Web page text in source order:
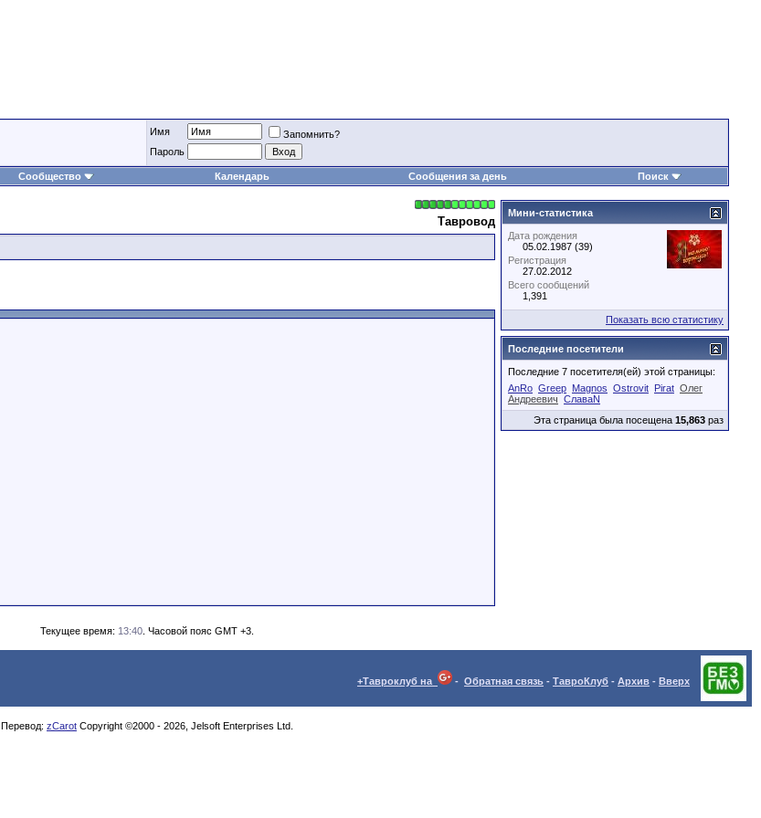
Имя
Запомнить?
Пароль
Сообщество Календарь Сообщения за день Поиск
Тавровод
Мини-статистика
Дата рождения
05.02.1987 (39)
Регистрация
27.02.2012
Всего сообщений
1,391
Показать всю статистику
Последние посетители
Последние 7 посетителя(ей) этой страницы:
AnRo Greep Magnos Ostrovit Pirat Олег
Андреевич СлаваN
Эта страница была посещена 15,863 раз
Текущее время: 13:40 . Часовой пояс GMT +3.
+Тавроклуб на - Обратная связь - ТавроКлуб - Архив - Вверх
Перевод: zCarot Copyright ©2000 - 2026, Jelsoft Enterprises Ltd.